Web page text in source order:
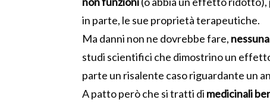
in parte, le sue proprietà terapeutiche.
Ma danni non ne dovrebbe fare,
studi scientifici che dimostrino un
parte un risalente caso riguardante un
A patto però che si tratti di medicinali